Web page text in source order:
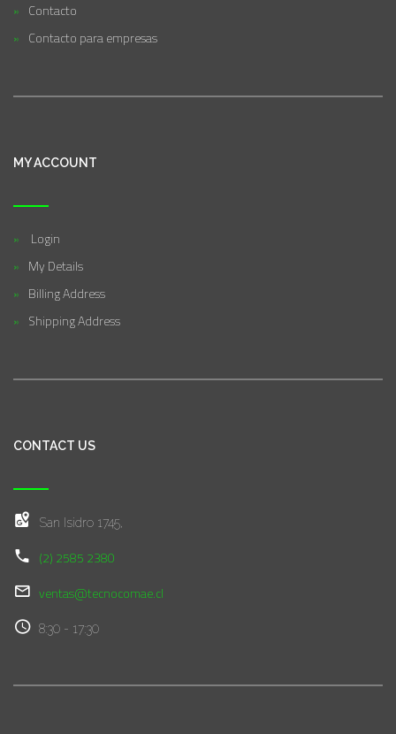
Contacto
Contacto para empresas
MY ACCOUNT
Login
My Details
Billing Address
Shipping Address
CONTACT US
San Isidro 1745,
(2) 2585 2380
ventas@tecnocomae.cl
8:30 - 17:30